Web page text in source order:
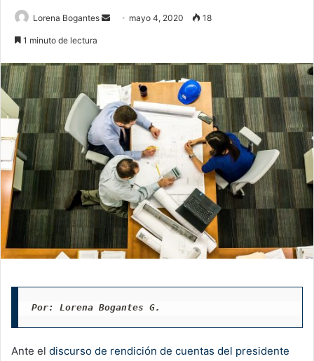
Lorena Bogantes
Send mayo 4, 2020 18
1 minuto de lectura
Por: Lorena Bogantes G.
Ante el discurso de rendición de cuentas del presidente